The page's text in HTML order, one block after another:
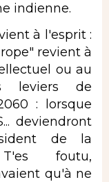
indienne.
à l'esprit :
revient à
ou au
leviers de
: lorsque
deviendront
de la
foutu,
qu'à ne